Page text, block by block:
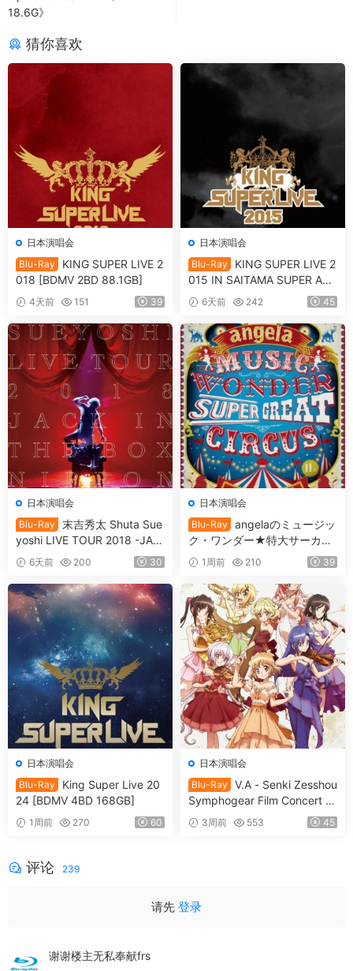
18.6G》
猜你喜欢
日本演唱会
Blu-Ray
KING SUPER LIVE 2
018 [BDMV 2BD 88.1GB]
4天前 151 39
日本演唱会
Blu-Ray
KING SUPER LIVE 2
015 IN SAITAMA SUPER ARE
NA [BDMV 90.9GB]
6天前 242 45
日本演唱会
Blu-Ray
末吉秀太 Shuta Sue
yoshi LIVE TOUR 2018 -JAC
K IN THE BOX -NIPPON BU
DOKAN [BDMV 36.7GB]
6天前 200 30
日本演唱会
Blu-Ray
angelaのミュージッ
ク・ワンダー★特大サーカス
in 日本武道館 ～僕等は目指し
たShangri-La～ 2017 [BDMV
2BD 78.1GB]
1周前 210 39
日本演唱会
Blu-Ray
King Super Live 20
24 [BDMV 4BD 168GB]
1周前 270 60
日本演唱会
Blu-Ray
V.A - Senki Zesshou
Symphogear Film Concert 2
025 SymphoNare 戦姫絶唱
シンフォギア フィルムコンサ
3周前 553 45
评论 239
请先 登录
谢谢楼主无私奉献frs